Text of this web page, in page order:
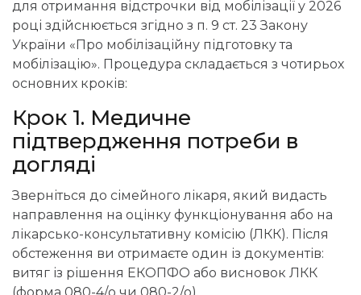
для отримання відстрочки від мобілізації у 2026
році здійснюється згідно з п. 9 ст. 23 Закону
України «Про мобілізаційну підготовку та
мобілізацію». Процедура складається з чотирьох
основних кроків:
Крок 1. Медичне
підтвердження потреби в
догляді
Зверніться до сімейного лікаря, який видасть
направлення на оцінку функціонування або на
лікарсько-консультативну комісію (ЛКК). Після
обстеження ви отримаєте один із документів:
витяг із рішення ЕКОПФО або висновок ЛКК